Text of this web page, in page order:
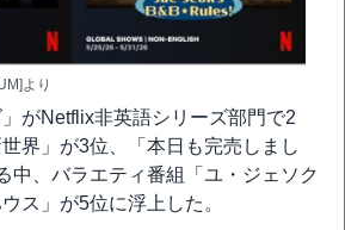
より
」がNetflix非英語シリーズ部門で2
界」が3位、「本日も完売しまし
中、バラエティ番組「ユ・ジェソク
ス」が5位に浮上した。